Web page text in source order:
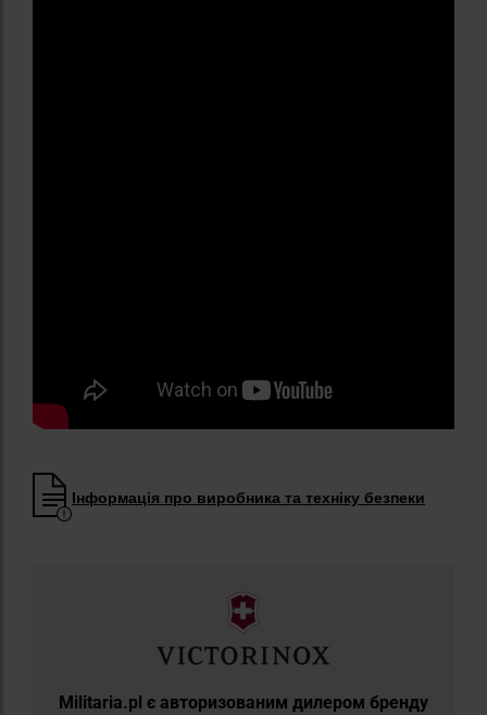
Інформація про виробника та техніку безпеки
Militaria.pl є авторизованим дилером бренду